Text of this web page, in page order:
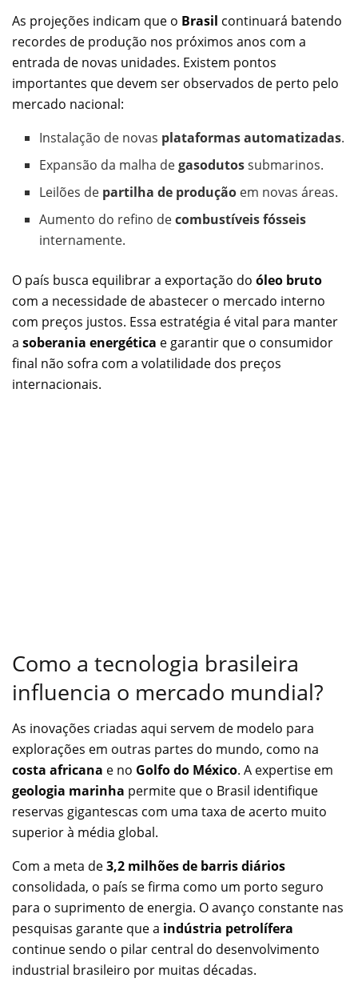
As projeções indicam que o Brasil continuará batendo
recordes de produção nos próximos anos com a
entrada de novas unidades. Existem pontos
importantes que devem ser observados de perto pelo
mercado nacional:
Instalação de novas plataformas automatizadas.
Expansão da malha degasodutossubmarinos.
Leilões de partilha de produção em novas áreas.
Aumento do refino decombustíveis fósseis
internamente.
O país busca equilibrar a exportação do óleo bruto
com a necessidade de abastecer o mercado interno
com preços justos. Essa estratégia é vital para manter
a soberania energética e garantir que o consumidor
final não sofra com a volatilidade dos preços
internacionais.
Como a tecnologia brasileira
influencia o mercado mundial?
As inovações criadas aqui servem de modelo para
explorações em outras partes do mundo, como na
costa africana e no Golfo do México. A expertise em
geologia marinha permite que o Brasil identifique
reservas gigantescas com uma taxa de acerto muito
superior à média global.
Com a meta de3,2 milhões de barris diários
consolidada, o país se firma como um porto seguro
para o suprimento de energia. O avanço constante nas
pesquisas garante que a indústria petrolífera
continue sendo o pilar central do desenvolvimento
industrial brasileiro por muitas décadas.